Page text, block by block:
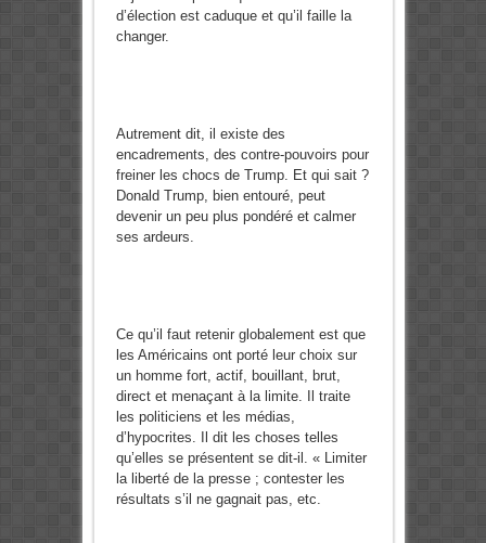
d’élection est caduque et qu’il faille la
changer.
Autrement dit, il existe des
encadrements, des contre-pouvoirs pour
freiner les chocs de Trump. Et qui sait ?
Donald Trump, bien entouré, peut
devenir un peu plus pondéré et calmer
ses ardeurs.
Ce qu’il faut retenir globalement est que
les Américains ont porté leur choix sur
un homme fort, actif, bouillant, brut,
direct et menaçant à la limite. Il traite
les politiciens et les médias,
d’hypocrites. Il dit les choses telles
qu’elles se présentent se dit-il. « Limiter
la liberté de la presse ; contester les
résultats s’il ne gagnait pas, etc.